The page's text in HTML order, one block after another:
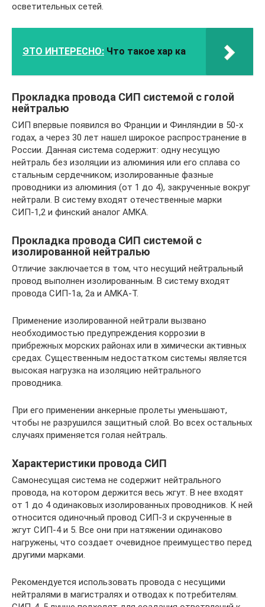
осветительных сетей.
ЭТО ИНТЕРЕСНО: Что такое хар ка
Прокладка провода СИП системой с голой
нейтралью
СИП впервые появился во Франции и Финляндии в 50-х
годах, а через 30 лет нашел широкое распространение в
России. Данная система содержит: одну несущую
нейтраль без изоляции из алюминия или его сплава со
стальным сердечником; изолированные фазные
проводники из алюминия (от 1 до 4), закрученные вокруг
нейтрали. В систему входят отечественные марки
СИП-1,2 и финский аналог AMKA.
Прокладка провода СИП системой с
изолированной нейтралью
Отличие заключается в том, что несущий нейтральный
провод выполнен изолированным. В систему входят
провода СИП-1а, 2а и AMKA-T.
Применение изолированной нейтрали вызвано
необходимостью предупреждения коррозии в
прибрежных морских районах или в химически активных
средах. Существенным недостатком системы является
высокая нагрузка на изоляцию нейтрального
проводника.
При его применении анкерные пролеты уменьшают,
чтобы не разрушился защитный слой. Во всех остальных
случаях применяется голая нейтраль.
Характеристики провода СИП
Самонесущая система не содержит нейтрального
провода, на котором держится весь жгут. В нее входят
от 1 до 4 одинаковых изолированных проводников. К ней
относится одиночный провод СИП-3 и скрученные в
жгут СИП-4 и 5. Все они при натяжении одинаково
нагружены, что создает очевидное преимущество перед
другими марками.
Рекомендуется использовать провода с несущими
нейтралями в магистралях и отводах к потребителям.